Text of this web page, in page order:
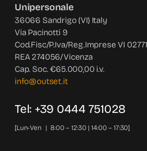
Unipersonale
36066 Sandrigo (VI) Italy
Via Pacinotti 9
Cod.Fisc/P.Iva/Reg.Imprese VI
REA 274056/Vicenza
Cap. Soc. €65.000,00 i.v.
info@outset.it
Tel: +39 0444 751028
[Lun-Ven | 8:00 – 12:30 | 14:00 – 17:30]